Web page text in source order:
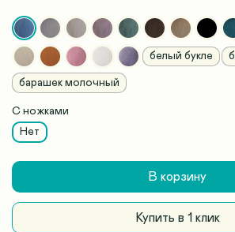
белый букле
барашек молочный
С ножками
Нет
В корзину
Купить в 1 клик